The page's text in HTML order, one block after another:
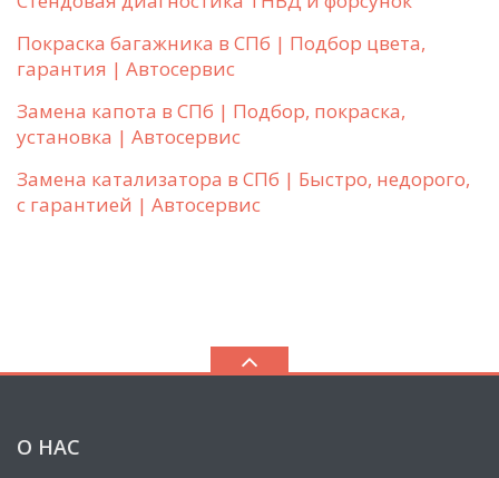
Покраска багажника в СПб | Подбор цвета,
гарантия | Автосервис
Замена капота в СПб | Подбор, покраска,
установка | Автосервис
Замена катализатора в СПб | Быстро, недорого,
с гарантией | Автосервис
О НАС